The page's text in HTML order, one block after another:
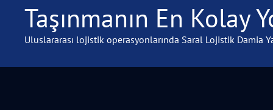
Taşınmanın En Kolay
Uluslararası lojistik operasyonlarında Saral Lojistik Damia